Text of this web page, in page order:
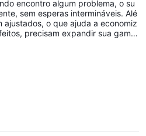
encontro algum problema, o su
sem esperas intermináveis. Alé
ajustados, o que ajuda a economiz
precisam expandir sua gama
confiáveis.